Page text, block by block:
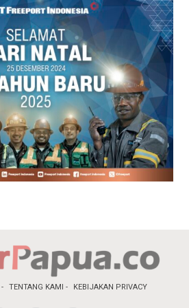
TENTANG KAMI KEBIJAKAN PRIVACY